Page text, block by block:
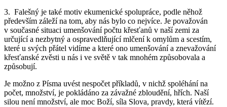
3. Falešný je také motiv ekumenické spolupráce, podle něhož
především záleží na tom, aby nás bylo co nejvíce. Je považován
v současné situaci umenšování počtu křesťanů v naší zemi za
určující a nezbytný a ospravedlňující mlčení k omylům a scestím,
které u svých přátel vidíme a které ono umenšování a znevažování
křesťanské zvěsti u nás i ve světě v tak mnohém způsobovala a
způsobují.
Je možno z Písma uvést nespočet příkladů, v nichž spoléhání na
počet, množství, je pokládáno za závažné zbloudění, hřích. Naší
silou není množství, ale moc Boží, síla Slova, pravdy, která vítězí.